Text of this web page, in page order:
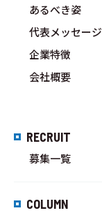
あるべき姿
代表メッセージ
企業特徴
会社概要
RECRUIT
募集一覧
COLUMN